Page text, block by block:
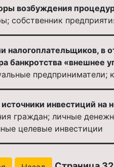
возбуждения
собственник
налогоплательщиков, в
банкротства «внешнее
предприниматели;
инвестиций на
граждан; личные
целевые инвестиции